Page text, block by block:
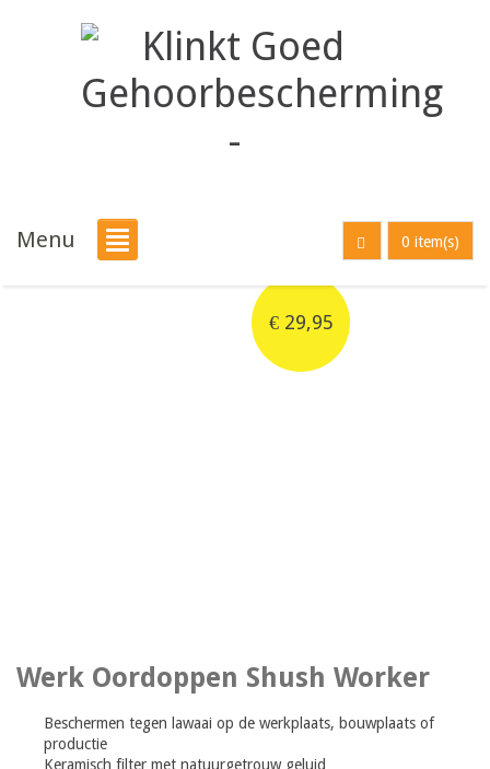
Menu 0 item(s)
€29,95
Werk Oordoppen Shush Worker
Beschermen tegen lawaai op de werkplaats, bouwplaats of
productie
Keramisch filter met natuurgetrouw geluid